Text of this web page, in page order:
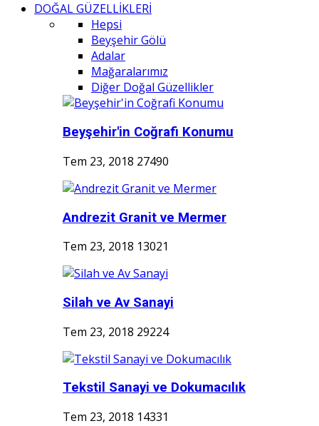
DOĞAL GÜZELLİKLERİ
Hepsi
Beyşehir Gölü
Adalar
Mağaralarımız
Diğer Doğal Güzellikler
Beyşehir'in Coğrafi Konumu
Tem 23, 2018 27490
Andrezit Granit ve Mermer
Tem 23, 2018 13021
Silah ve Av Sanayi
Tem 23, 2018 29224
Tekstil Sanayi ve Dokumacılık
Tem 23, 2018 14331